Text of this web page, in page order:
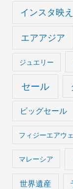
インスタ映え
エアアジア
ジュエリー
セール
ビッグセール
フィジーエアウ
マレーシア
世界遺産